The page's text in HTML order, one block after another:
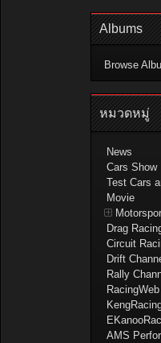
Albums
Browse
หมวดหมู่
News
Cars Show
Test Cars
Movie
Drag
Circuit
Drift
Rally
AMS